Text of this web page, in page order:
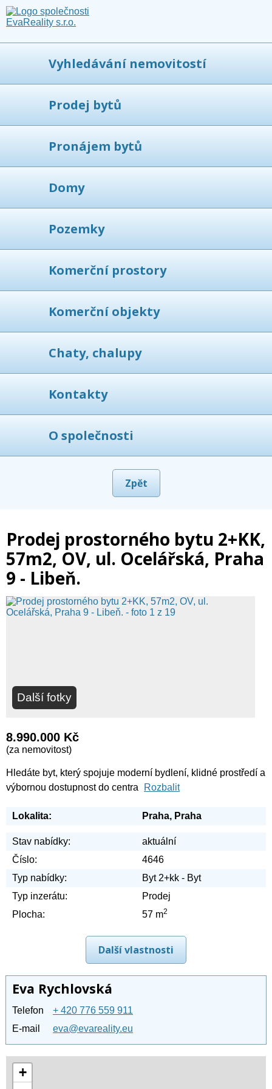
Vyhledávání nemovitostí
Prodej bytů
Pronájem bytů
Domy
Pozemky
Komerční prostory
Komerční objekty
Chaty, chalupy
Kontakty
O společnosti
Zpět
Prodej prostorného bytu 2+KK,
57m2, OV, ul. Ocelářská, Praha
9 - Libeň.
Další fotky
8.990.000 Kč
(za nemovitost)
Hledáte byt, který spojuje moderní bydlení, klidné prostředí a
výbornou dostupnost do centra
Rozbalit
Lokalita: Praha, Praha
Stav nabídky:
aktuální
Číslo:
4646
Typ nabídky:
Byt 2+kk - Byt
Typ inzerátu:
Prodej
Plocha:
57 m2
Další vlastnosti
Eva Rychlovská
Telefon
+ 420 776 559 911
E-mail
eva@evareality.eu
+